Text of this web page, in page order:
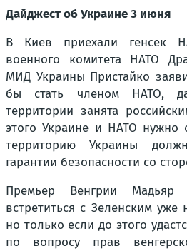
Дайджест об Украине 3 июня
В Киев приехали генсек
военного комитета НАТО
МИД Украины Пристайко
бы стать членом НАТО,
территории занята
этого Украине и НАТО нужно
территорию Украины
гарантии безопасности со
Премьер Венгрии Мадьяр
встретиться с Зеленским
но только если до этого
по вопросу прав